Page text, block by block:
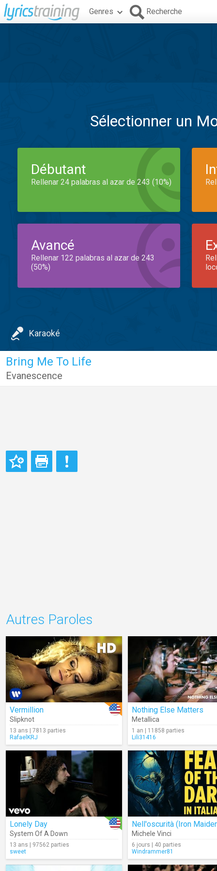
Genres Recherche
Sélectionner un
Débutant
Rellenar 24 palabras al azar de 243 (10%)
Avancé
Rellenar 122 palabras al azar de 243
(50%)
Karaoké
Bring Me To Life
Evanescence
Autres Paroles
Vermillion
Slipknot
13 ans | 7813 parties
RafaelKRJ
Nothing Else Matters
Metallica
1 an | 11858 parties
Lili31416
Lonely Day
System Of A Down
13 ans | 97562 parties
sweet
Michele Vinci
6 jours | 40 parties
Windrammer81